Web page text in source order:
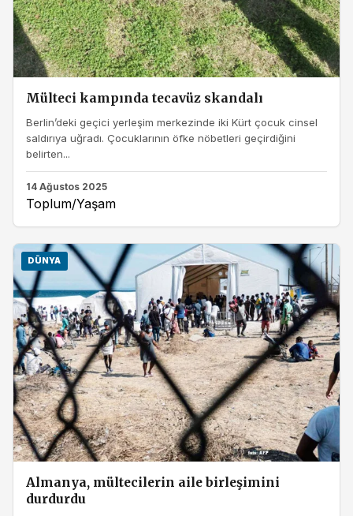
Mülteci kampında tecavüz skandalı
Berlin’deki geçici yerleşim merkezinde iki Kürt çocuk cinsel
saldırıya uğradı. Çocuklarının öfke nöbetleri geçirdiğini
belirten...
14 Ağustos 2025
Toplum/Yaşam
DÜNYA
Almanya, mültecilerin aile birleşimini
durdurdu